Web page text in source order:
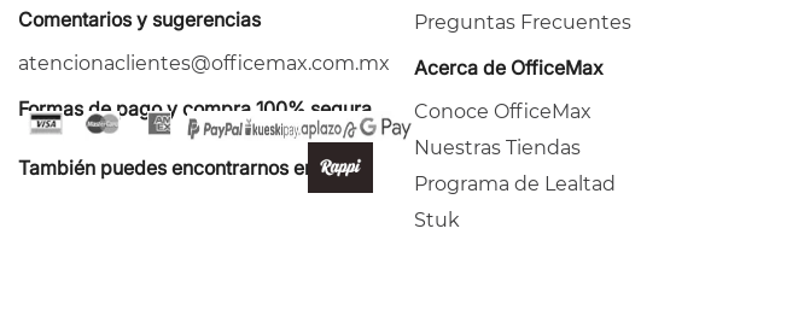
Comentarios y sugerencias
atencionaclientes@officemax.com.mx
Formas de pago y compra 100% segura
También puedes encontrarnos en:
Preguntas Frecuentes
Acerca de OfficeMax
Conoce OfficeMax
Nuestras Tiendas
Programa de Lealtad
Stuk